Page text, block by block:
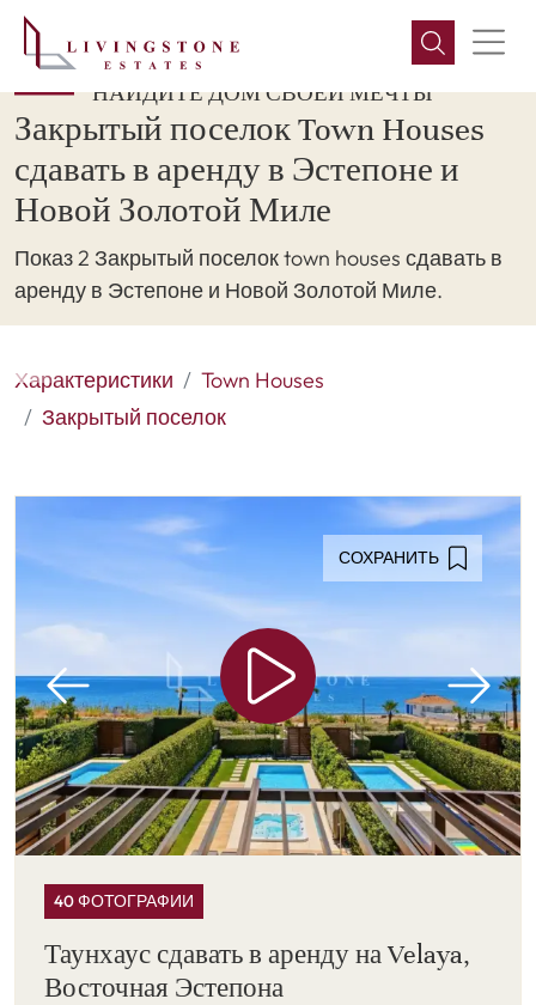
НАЙДИТЕ ДОМ СВОЕЙ МЕЧТЫ
Закрытый поселок Town Houses
сдавать в аренду в Эстепоне и
Новой Золотой Миле
Показ 2 Закрытый поселок town houses сдавать в
аренду в Эстепоне и Новой Золотой Миле.
Характеристики
Town Houses
Закрытый поселок
СОХРАНИТЬ
40 ФОТОГРАФИИ
Таунхаус сдавать в аренду на Velaya,
Восточная Эстепона